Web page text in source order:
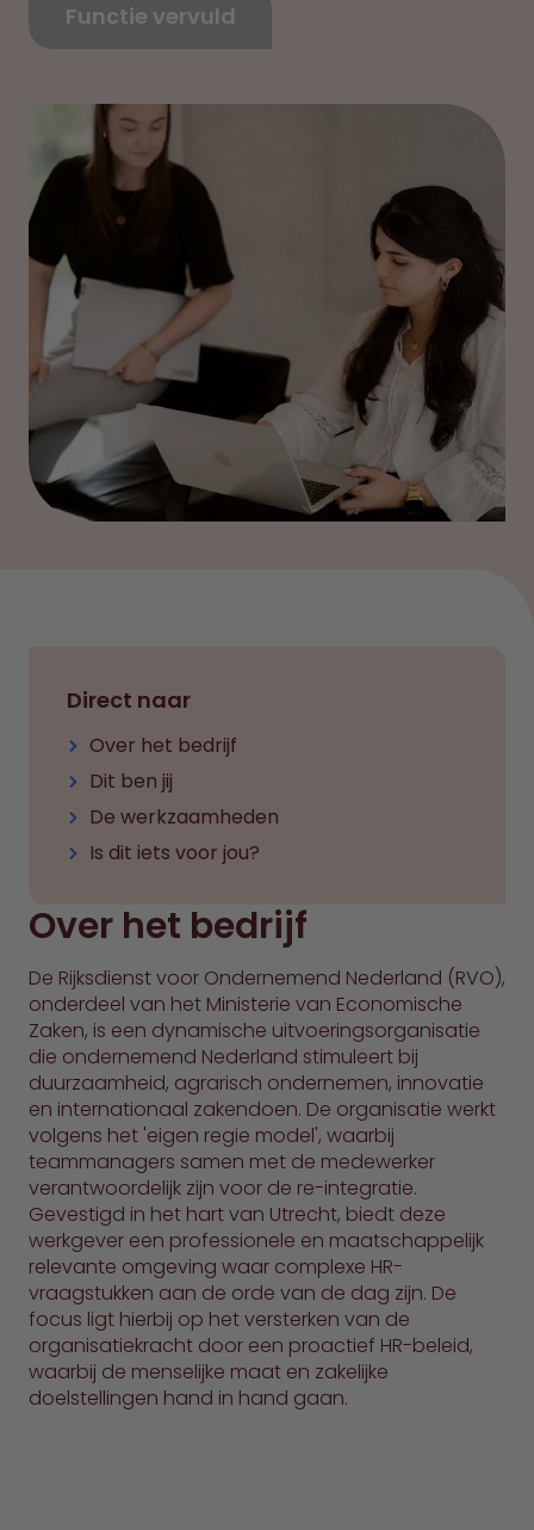
Functie vervuld
Direct naar
Over het bedrijf
Dit ben jij
De werkzaamheden
Is dit iets voor jou?
Over het bedrijf
De Rijksdienst voor Ondernemend Nederland (RVO),
onderdeel van het Ministerie van Economische
Zaken, is een dynamische uitvoeringsorganisatie
die ondernemend Nederland stimuleert bij
duurzaamheid, agrarisch ondernemen, innovatie
en internationaal zakendoen. De organisatie werkt
volgens het 'eigen regie model', waarbij
teammanagers samen met de medewerker
verantwoordelijk zijn voor de re-integratie.
Gevestigd in het hart van Utrecht, biedt deze
werkgever een professionele en maatschappelijk
relevante omgeving waar complexe HR-
vraagstukken aan de orde van de dag zijn. De
focus ligt hierbij op het versterken van de
organisatiekracht door een proactief HR-beleid,
waarbij de menselijke maat en zakelijke
doelstellingen hand in hand gaan.